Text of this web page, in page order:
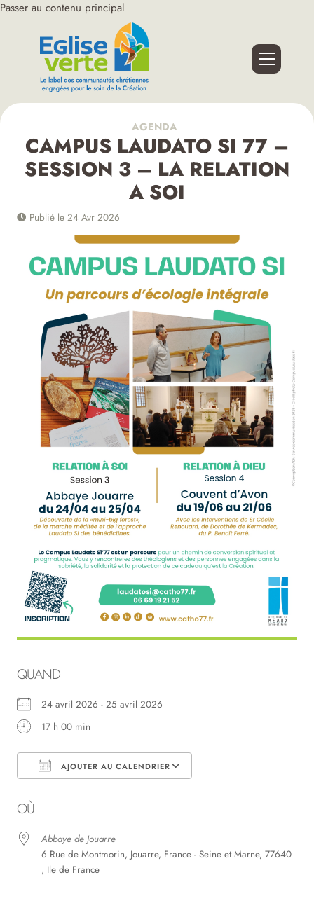
Passer au contenu principal
AGENDA
CAMPUS LAUDATO SI 77 –
SESSION 3 – LA RELATION
A SOI
Publié le 24 Avr 2026
QUAND
24 avril 2026 - 25 avril 2026
17 h 00 min
AJOUTER AU CALENDRIER
OÙ
Abbaye de Jouarre
6 Rue de Montmorin, Jouarre, France - Seine et Marne, 77640
, Ile de France